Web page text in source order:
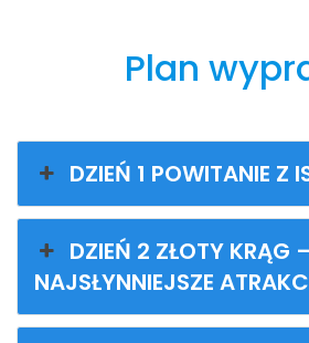
Plan
DZIEŃ 1 POWITANIE Z
DZIEŃ 2 ZŁOTY KRĄG –
NAJSŁYNNIEJSZE